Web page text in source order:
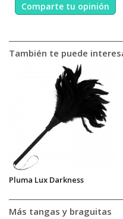
Comparte tu opinión
También te puede
Pluma Lux Darkness
Más tangas y braguitas